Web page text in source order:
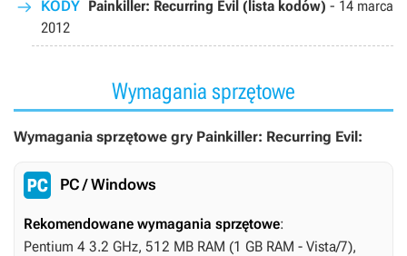
KODY Painkiller: Recurring Evil (lista kodów) - 14 marca
2012
Wymagania sprzętowe
Wymagania sprzętowe gry Painkiller: Recurring Evil:
PC / Windows
Rekomendowane wymagania sprzętowe:
Pentium 4 3.2 GHz, 512 MB RAM (1 GB RAM - Vista/7),